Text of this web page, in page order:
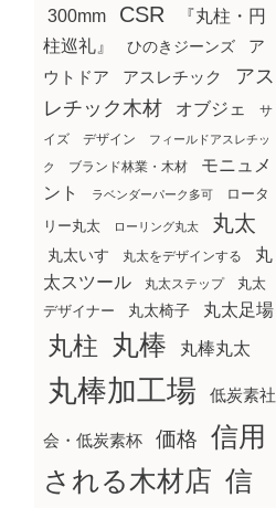
300mm CSR
『丸柱・円
柱巡礼』
ひのきジーンズ
ア
ウトドア
アスレチック
アス
レチック木材
オブジェ
サ
イズ
デザイン フィールドアスレチッ
ク ブランド林業・木材
モニュメ
ント
ラベンダーパーク多可
ロータ
リー丸太
ローリング丸太 丸太
丸太いす 丸太をデザインする
丸
太スツール
丸太ステップ
丸太
デザイナー
丸太椅子 丸太足場
丸柱 丸棒 丸棒丸太
丸棒加工場 低炭素社
会・低炭素杯 価格
信用
される木材店 信